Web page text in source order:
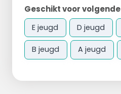
Geschikt voor
E jeugd D jeugd
B jeugd A jeugd